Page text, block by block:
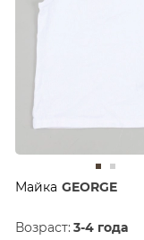
Майка GEORGE
Возраст: 3-4 года